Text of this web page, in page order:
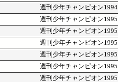
週刊少年チャンピオン1994
週刊少年チャンピオン1995
週刊少年チャンピオン1995
週刊少年チャンピオン1995
週刊少年チャンピオン1995
週刊少年チャンピオン1995
週刊少年チャンピオン1995